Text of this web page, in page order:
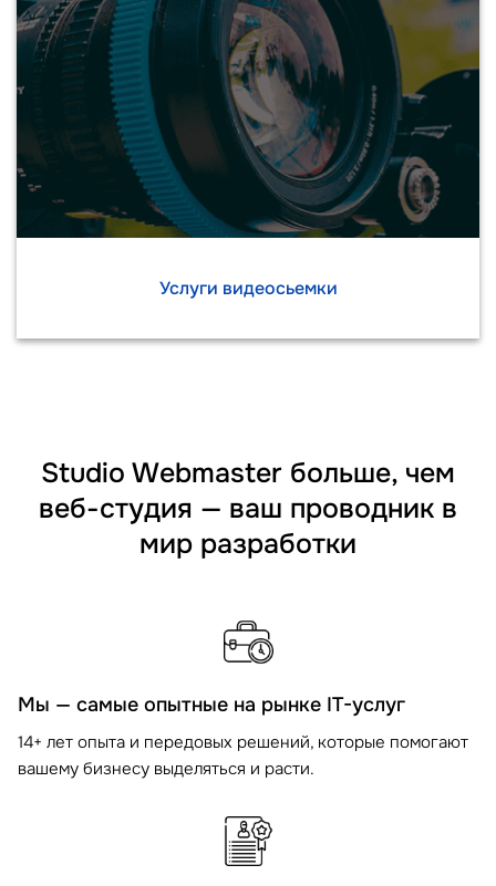
Услуги видеосьемки
Studio Webmaster больше, чем
веб-студия — ваш проводник в
мир разработки
Мы — самые опытные на рынке IT-услуг
14+ лет опыта и передовых решений, которые помогают
вашему бизнесу выделяться и расти.